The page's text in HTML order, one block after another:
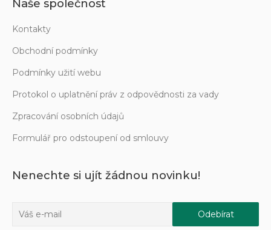
Naše společnost
Kontakty
Obchodní podmínky
Podmínky užití webu
Protokol o uplatnění práv z odpovědnosti za vady
Zpracování osobních údajů
Formulář pro odstoupení od smlouvy
Nenechte si ujít žádnou novinku!